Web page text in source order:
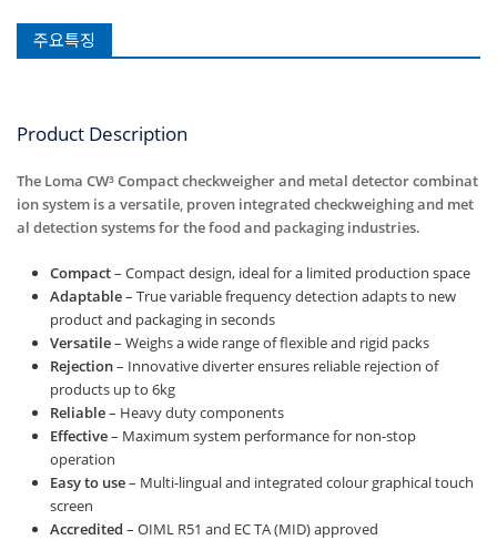
주요특징
Product Description
The Loma CW³ Compact checkweigher and metal detector combinat
ion system is a versatile, proven integrated checkweighing and met
al detection systems for the food and packaging industries.
Compact– Compact design, ideal for a limited production space
Adaptable– True variable frequency detection adapts to new
product and packaging in seconds
Versatile– Weighs a wide range of flexible and rigid packs
Rejection– Innovative diverter ensures reliable rejection of
products up to 6kg
Reliable– Heavy duty components
Effective– Maximum system performance for non-stop
operation
Easy to use– Multi-lingual and integrated colour graphical touch
screen
Accredited – OIML R51 and EC TA (MID) approved